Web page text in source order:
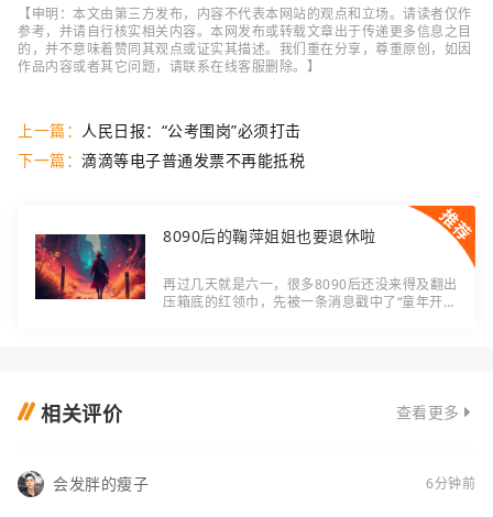
【申明：本文由第三方发布，内容不代表本网站的观点和立场。请读者仅作
参考，并请自行核实相关内容。本网发布或转载文章出于传递更多信息之目
的，并不意味着赞同其观点或证实其描述。我们重在分享，尊重原创，如因
作品内容或者其它问题，请联系在线客服删除。】
上一篇： 人民日报：“公考围岗”必须打击
下一篇： 滴滴等电子普通发票不再能抵税
8090后的鞠萍姐姐也要退休啦
再过几天就是六一，很多8090后还没来得及翻出
压箱底的红领巾，先被一条消息戳中了“童年开
相关评价 查看更多
会发胖的瘦子 6分钟前